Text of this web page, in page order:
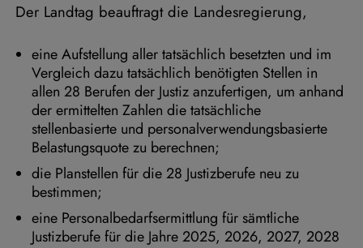
Der Landtag beauftragt die Landesregierung,
eine Aufstellung aller tatsächlich besetzten und im
Vergleich dazu tatsächlich benötigten Stellen in
allen 28 Berufen der Justiz anzufertigen, um anhand
der ermittelten Zahlen die tatsächliche
stellenbasierte und personalverwendungsbasierte
Belastungsquote zu berechnen;
die Planstellen für die 28 Justizberufe neu zu
bestimmen;
eine Personalbedarfsermittlung für sämtliche
Justizberufe für die Jahre 2025, 2026, 2027, 2028